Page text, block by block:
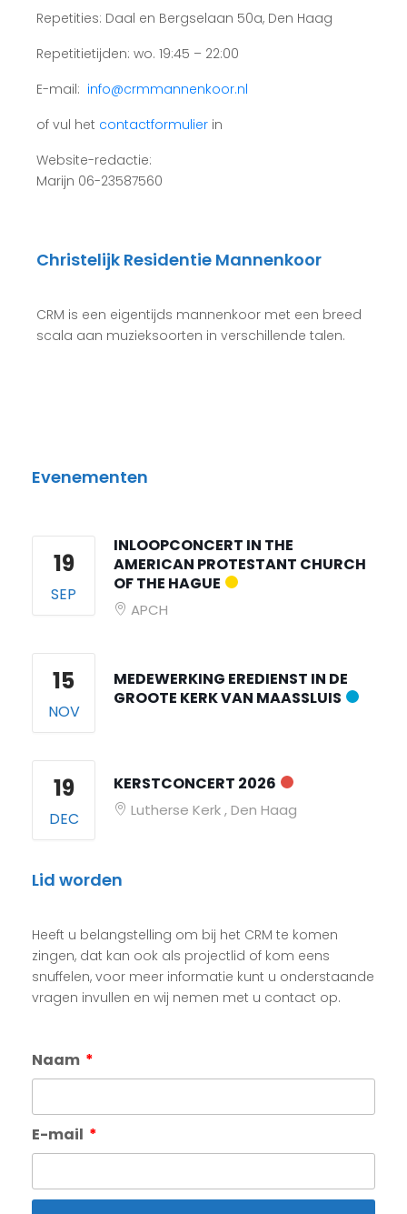
Repetities: Daal en Bergselaan 50a, Den Haag
Repetitietijden: wo. 19:45 – 22:00
E-mail: info@crmmannenkoor.nl
of vul het contactformulier in
Website-redactie:
Marijn 06-23587560
Christelijk Residentie Mannenkoor
CRM is een eigentijds mannenkoor met een breed
scala aan muzieksoorten in verschillende talen.
Evenementen
19
SEP
INLOOPCONCERT IN THE
AMERICAN PROTESTANT CHURCH
OF THE HAGUE
APCH
15
NOV
MEDEWERKING EREDIENST IN DE
GROOTE KERK VAN MAASSLUIS
19
DEC
KERSTCONCERT 2026
Lutherse Kerk , Den Haag
Lid worden
Heeft u belangstelling om bij het CRM te komen
zingen, dat kan ook als projectlid of kom eens
snuffelen, voor meer informatie kunt u onderstaande
vragen invullen en wij nemen met u contact op.
Naam
E-mail